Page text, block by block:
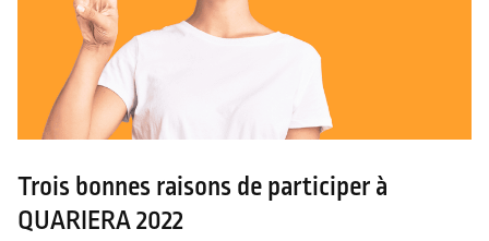
Trois bonnes raisons de participer à
QUARIERA 2022